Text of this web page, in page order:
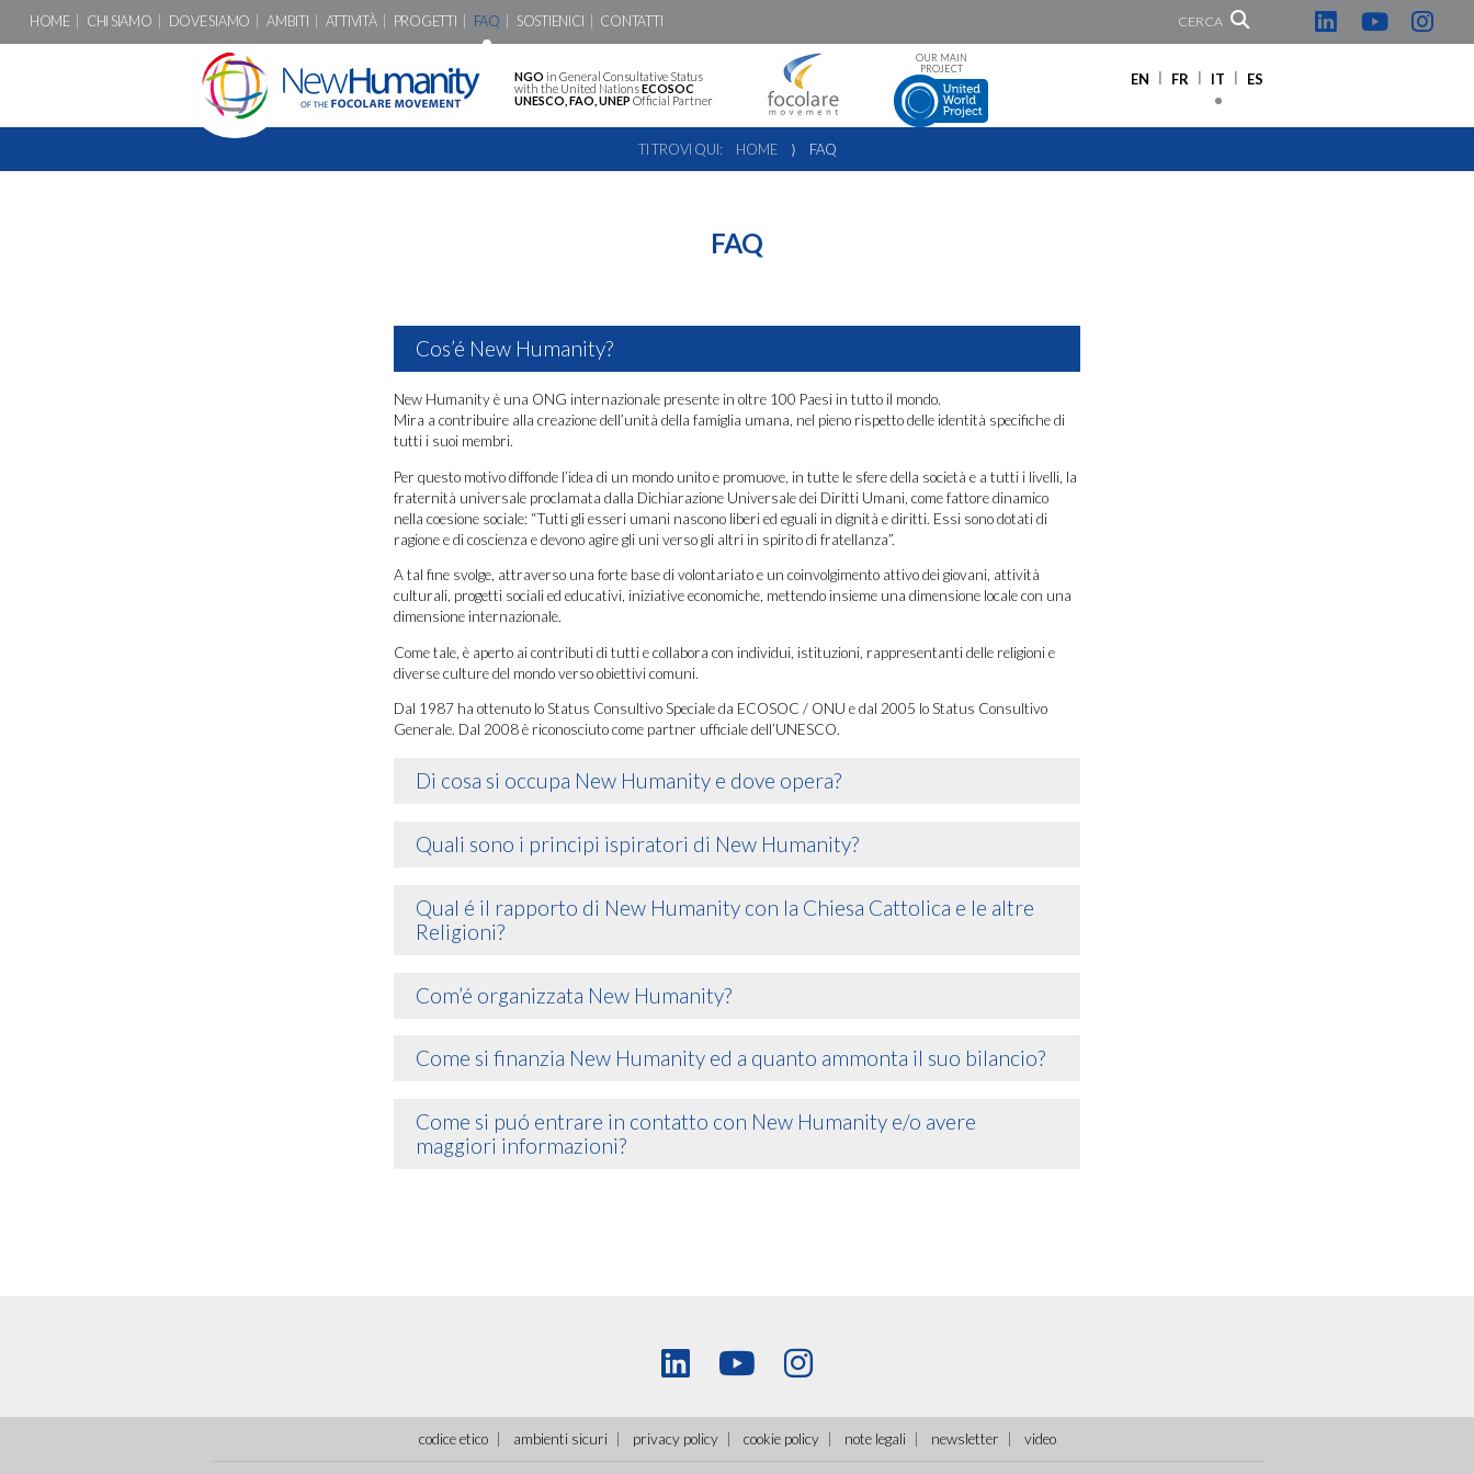
HOME CHI SIAMO DOVE SIAMO AMBITI ATTIVITÀ PROGETTI FAQ SOSTIENICI CONTATTI CERCA
NGO in General Consultative Status
with the United NationsECOSOC
UNESCO, FAO, UNEP Official Partner
OUR MAIN
PROJECT
EN FR IT ES
TI TROVI QUI: HOME ⟩ FAQ
FAQ
Cos’é New Humanity?
New Humanity è una ONG internazionale presente in oltre 100 Paesi in tutto il mondo.
Mira a contribuire alla creazione dell’unità della famiglia umana, nel pieno rispetto delle identità specifiche di
tutti i suoi membri.
Per questo motivo diffonde l’idea di un mondo unito e promuove, in tutte le sfere della società e a tutti i livelli, la
fraternità universale proclamata dalla Dichiarazione Universale dei Diritti Umani, come fattore dinamico
nella coesione sociale: “Tutti gli esseri umani nascono liberi ed eguali in dignità e diritti. Essi sono dotati di
ragione e di coscienza e devono agire gli uni verso gli altri in spirito di fratellanza”.
A tal fine svolge, attraverso una forte base di volontariato e un coinvolgimento attivo dei giovani, attività
culturali, progetti sociali ed educativi, iniziative economiche, mettendo insieme una dimensione locale con una
dimensione internazionale.
Come tale, è aperto ai contributi di tutti e collabora con individui, istituzioni, rappresentanti delle religioni e
diverse culture del mondo verso obiettivi comuni.
Dal 1987 ha ottenuto lo Status Consultivo Speciale da ECOSOC / ONU e dal 2005 lo Status Consultivo
Generale. Dal 2008 è riconosciuto come partner ufficiale dell’UNESCO.
Di cosa si occupa New Humanity e dove opera?
Quali sono i principi ispiratori di New Humanity?
Qual é il rapporto di New Humanity con la Chiesa Cattolica e le altre
Religioni?
Com’é organizzata New Humanity?
Come si finanzia New Humanity ed a quanto ammonta il suo bilancio?
Come si puó entrare in contatto con New Humanity e/o avere
maggiori informazioni?
codice etico ambienti sicuri privacy policy cookie policy note legali newsletter video